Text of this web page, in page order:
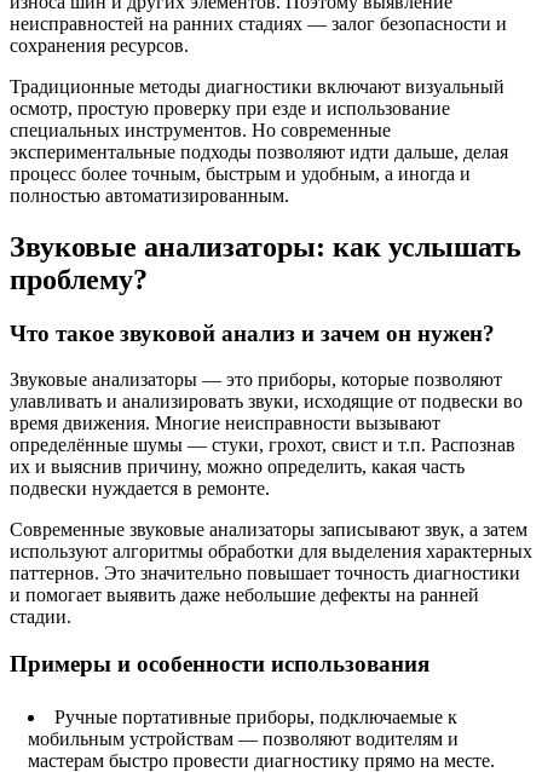
неисправностей на ранних стадиях — залог безопасности и
сохранения ресурсов.
Традиционные методы диагностики включают визуальный
осмотр, простую проверку при езде и использование
специальных инструментов. Но современные
экспериментальные подходы позволяют идти дальше, делая
процесс более точным, быстрым и удобным, а иногда и
полностью автоматизированным.
Звуковые анализаторы: как услышать
проблему?
Что такое звуковой анализ и зачем он нужен?
Звуковые анализаторы — это приборы, которые позволяют
улавливать и анализировать звуки, исходящие от подвески во
время движения. Многие неисправности вызывают
определённые шумы — стуки, грохот, свист и т.п. Распознав
их и выяснив причину, можно определить, какая часть
подвески нуждается в ремонте.
Современные звуковые анализаторы записывают звук, а затем
используют алгоритмы обработки для выделения характерных
паттернов. Это значительно повышает точность диагностики
и помогает выявить даже небольшие дефекты на ранней
стадии.
Примеры и особенности использования
Ручные портативные приборы, подключаемые к
мобильным устройствам — позволяют водителям и
мастерам быстро провести диагностику прямо на месте.